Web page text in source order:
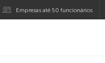
Empresas até 50 funcionários